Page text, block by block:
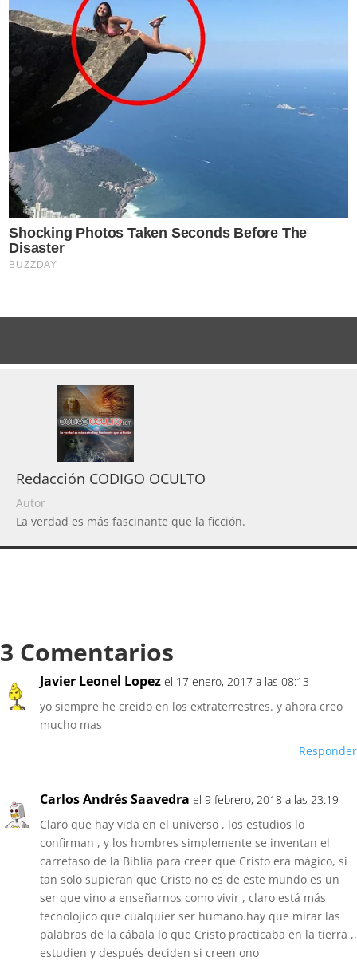
Redacción CODIGO OCULTO
Autor
La verdad es más fascinante que la ficción.
3 Comentarios
Javier Leonel Lopez el 17 enero, 2017 a las 08:13
yo siempre he creido en los extraterrestres. y ahora creo
mucho mas
Responder
Carlos Andrés Saavedra el 9 febrero, 2018 a las 23:19
Claro que hay vida en el universo , los estudios lo
confirman , y los hombres simplemente se inventan el
carretaso de la Biblia para creer que Cristo era mágico, si
tan solo supieran que Cristo no es de este mundo es un
ser que vino a enseñarnos como vivir , claro está más
tecnolojico que cualquier ser humano.hay que mirar las
palabras de la cábala lo que Cristo practicaba en la tierra ,,
estudien y después deciden si creen ono